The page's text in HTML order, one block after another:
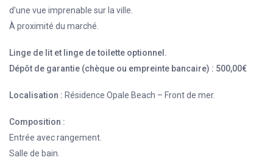
d’une vue imprenable sur la ville.
À proximité du marché.
Linge de lit et linge de toilette optionnel.
Dépôt de garantie (chèque ou empreinte bancaire) : 500,00€
Localisation : Résidence Opale Beach – Front de mer.
Composition :
Entrée avec rangement.
Salle de bain.